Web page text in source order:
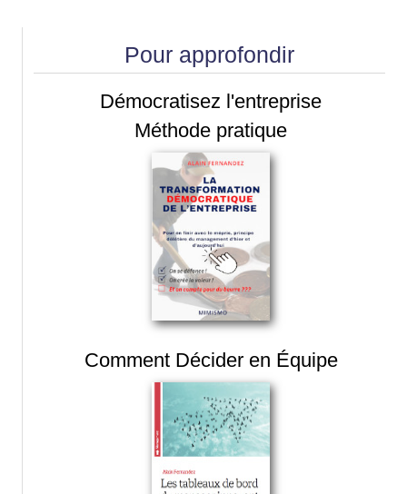
Pour approfondir
Démocratisez l'entreprise
Méthode pratique
Comment Décider en Équipe